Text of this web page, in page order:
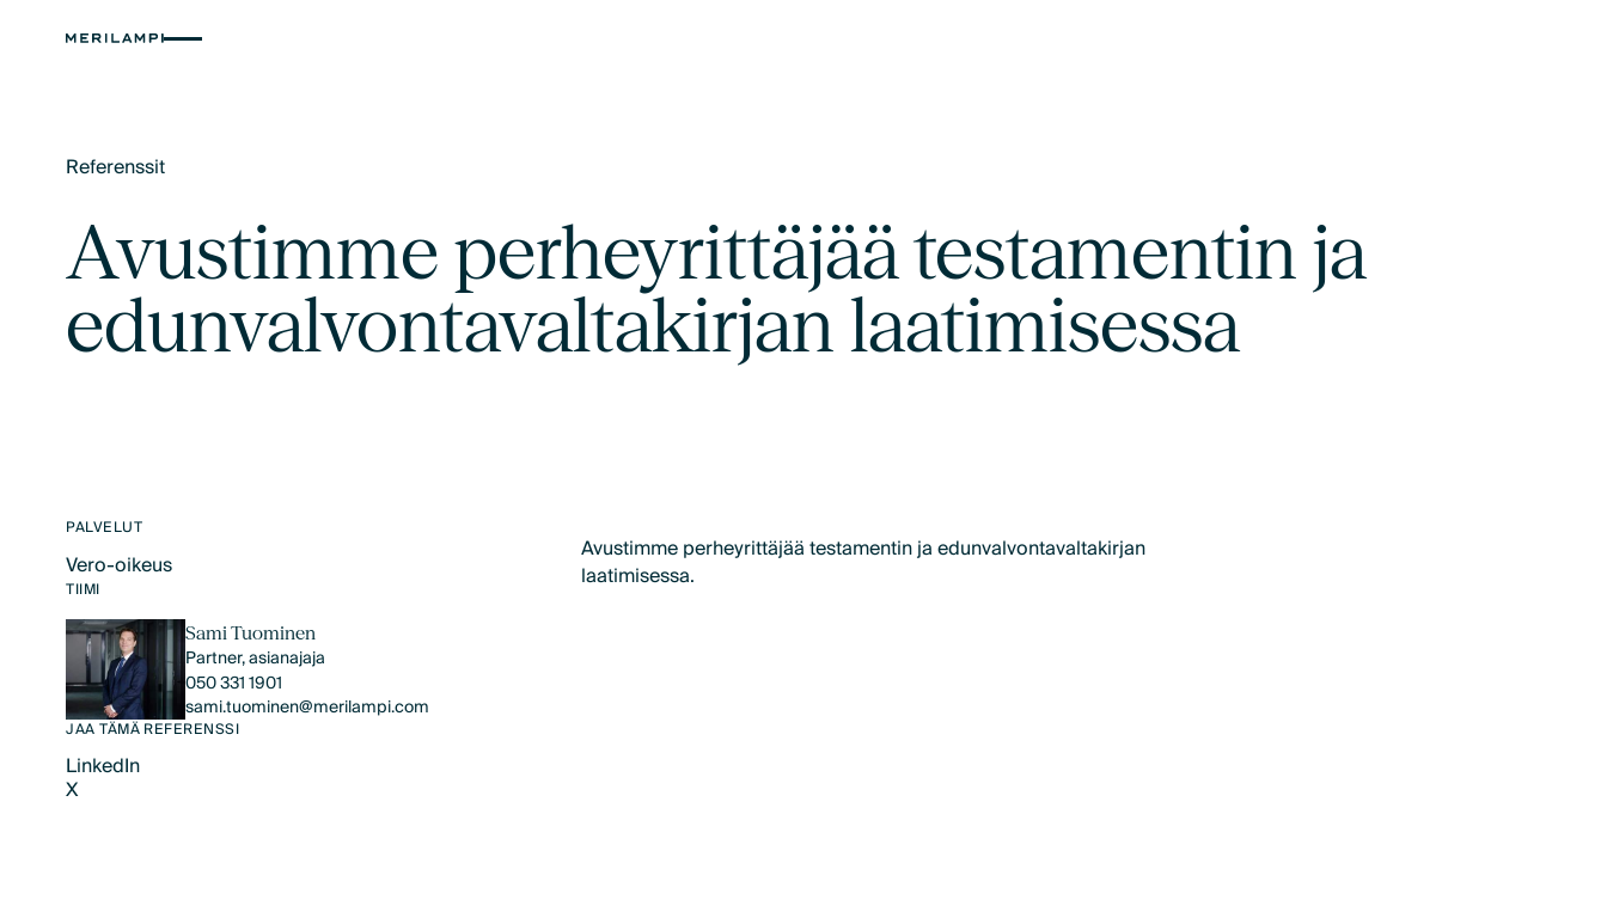
Referenssit
Avustimme perheyrittäjää testamentin ja
edunvalvontavaltakirjan laatimisessa
PALVELUT
Vero-oikeus
Text Link
TIIMI
Sami Tuominen
Partner, asianajaja
050 331 1901
sami.tuominen@merilampi.com
JAA TÄMÄ REFERENSSI
LinkedIn
LinkedIn
X
Avustimme perheyrittäjää testamentin ja edunvalvontavaltakirjan
laatimisessa.